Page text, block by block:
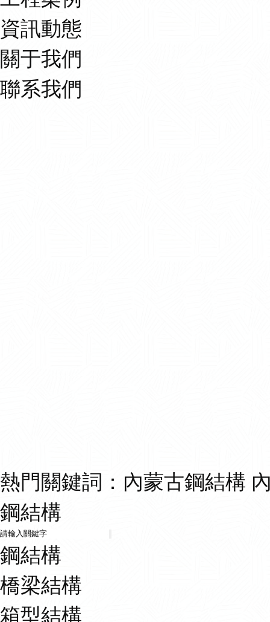
資訊動態
關于我們
聯系我們
熱門關鍵詞： 內蒙古鋼結構
鋼結構
鋼結構
橋梁結構
箱型結構